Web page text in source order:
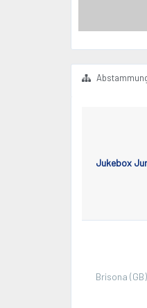
Jukebox
Brisona (GB)